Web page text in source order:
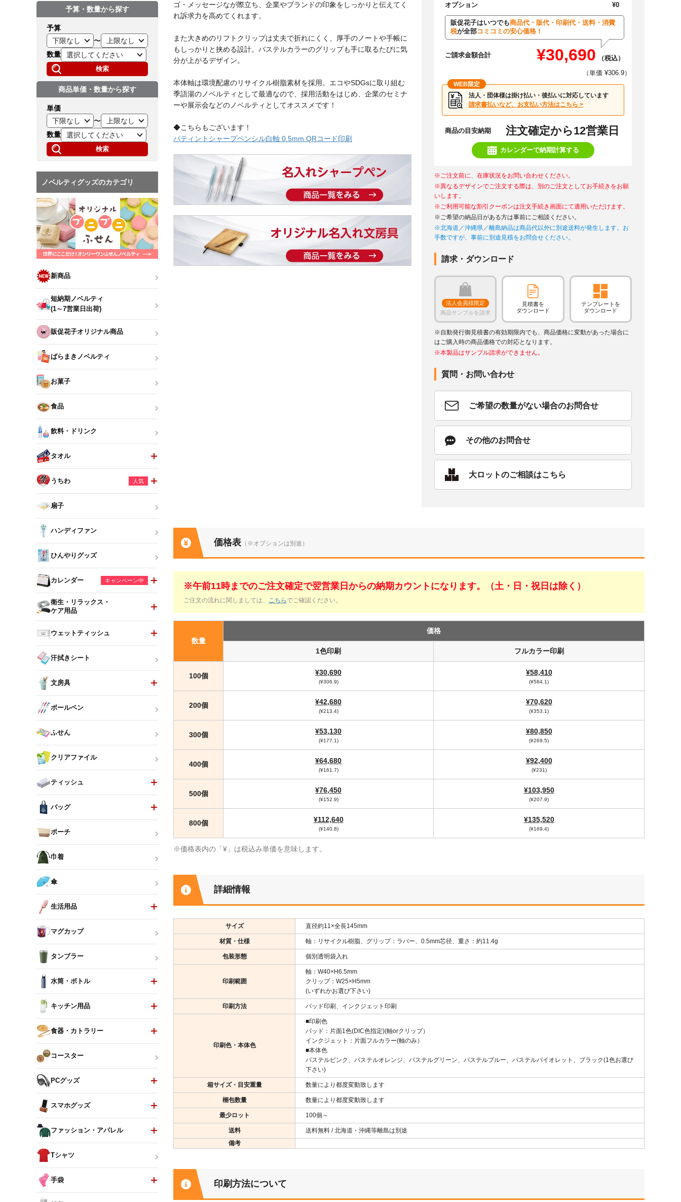
ゴ・メッセージなが際立ち、企業やブランドの印象をしっかりと伝えてく
れ訴求力を高めてくれます。
また大きめのリフトクリップは丈夫で折れにくく、厚手のノートや手帳に
もしっかりと挟める設計。パステルカラーのグリップも手に取るたびに気
分が上がるデザイン。
本体軸は環境配慮のリサイクル樹脂素材を採用。エコやSDGsに取り組む
季語湯のノベルティとして最適なので、採用活動をはじめ、企業のセミナ
ーや展示会などのノベルティとしてオススメです！
◆こちらもございます！
パティントシャープペンシル白軸 0.5mm QRコード印刷
オプション
¥0
販促花子はいつでも商品代・版代・印刷代・送料・消費
税が全部コミコミの安心価格！
ご請求金額合計 ¥30,690
（税込）
（単価 ¥306.9）
WEB限定
法人・団体様は掛け払い・後払いに対応しています
請求書払いなど、お支払い方法はこちら >
商品の目安納期 注文確定から12営業日
カレンダーで納期計算する
※ご注文前に、在庫状況をお問い合わせください。
※異なるデザインでご注文する際は、別のご注文としてお手続きをお願
いします。
※ご利用可能な割引クーポンは注文手続き画面にて適用いただけます。
※ご希望の納品日がある方は事前にご相談ください。
※北海道／沖縄県／離島納品は商品代以外に別途送料が発生します。お
手数ですが、事前に別途見積をお問合せください。
請求・ダウンロード
法人会員様限定
商品サンプルを請求
見積書を
ダウンロード
テンプレートを
ダウンロード
※自動発行御見積書の有効期限内でも、商品価格に変動があった場合に
はご購入時の商品価格での対応となります。
※本製品はサンプル請求ができません。
質問・お問い合わせ
ご希望の数量がない場合のお問合せ
その他のお問合せ
大ロットのご相談はこちら
価格表 （※オプションは別途）
※午前11時までのご注文確定で翌営業日からの納期カウントになります。（土・日・祝日は除く）
ご注文の流れに関しましては、 こちら でご確認ください。
数量
価格
1色印刷 フルカラー印刷
100個 ¥30,690
(¥306.9)
¥58,410
(¥584.1)
200個 ¥42,680
(¥213.4)
¥70,620
(¥353.1)
300個 ¥53,130
(¥177.1)
¥80,850
(¥269.5)
400個 ¥64,680
(¥161.7)
¥92,400
(¥231)
500個 ¥76,450
(¥152.9)
¥103,950
(¥207.9)
800個 ¥112,640
(¥140.8)
¥135,520
(¥169.4)
※価格表内の「¥」は税込み単価を意味します。
詳細情報
サイズ 直径約11×全長145mm
材質・仕様 軸：リサイクル樹脂、グリップ：ラバー、0.5mm芯径、重さ：約11.4g
包装形態 個別透明袋入れ
印刷範囲
軸：W40×H6.5mm
クリップ：W25×H5mm
(いずれかお選び下さい)
印刷方法 パッド印刷、インクジェット印刷
印刷色・本体色
■印刷色
パッド：片面1色(DIC色指定)(軸orクリップ）
インクジェット：片面フルカラー(軸のみ）
■本体色
パステルピンク、パステルオレンジ、パステルグリーン、パステルブルー、パステルバイオレット、ブラック(1色お選び
下さい)
箱サイズ・目安重量 数量により都度変動致します
梱包数量 数量により都度変動致します
最少ロット 100個～
送料
送料無料 / 北海道・沖縄等離島は別途
備考
印刷方法について
予算・数量から探す
予算
〜
数量
検索
商品単価・数量から探す
単価
〜
数量
検索
ノベルティグッズのカテゴリ
新商品
短納期ノベルティ
(1～7営業日出荷)
販促花子オリジナル商品
ばらまきノベルティ
お菓子
食品
飲料・ドリンク
タオル
うちわ 人気
扇子
ハンディファン
ひんやりグッズ
カレンダー キャンペーン中
衛生・リラックス・
ケア用品
ウェットティッシュ
汗拭きシート
文房具
ボールペン
ふせん
クリアファイル
ティッシュ
バッグ
ポーチ
巾着
傘
生活用品
マグカップ
タンブラー
水筒・ボトル
キッチン用品
食器・カトラリー
コースター
PCグッズ
スマホグッズ
ファッション・アパレル
Tシャツ
手袋